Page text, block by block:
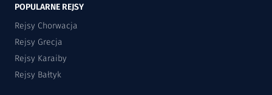
POPULARNE REJSY
Rejsy Chorwacja
Rejsy Grecja
Rejsy Karaiby
Rejsy Bałtyk